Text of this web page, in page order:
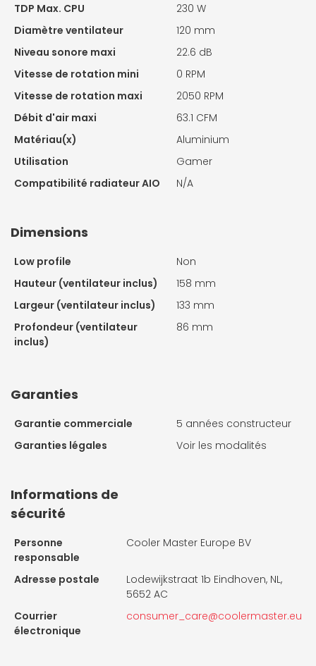
TDP Max. CPU
230 W
Diamètre ventilateur
120 mm
Niveau sonore maxi
22.6 dB
Vitesse de rotation mini
0 RPM
Vitesse de rotation maxi
2050 RPM
Débit d'air maxi
63.1 CFM
Matériau(x)
Aluminium
Utilisation
Gamer
Compatibilité radiateur AIO
N/A
Dimensions
Low profile
Non
Hauteur (ventilateur inclus)
158 mm
Largeur (ventilateur inclus)
133 mm
Profondeur (ventilateur
inclus)
86 mm
Garanties
Garantie commerciale
5 années constructeur
Garanties légales
Voir les modalités
Informations de
sécurité
Personne
responsable
Cooler Master Europe BV
Adresse postale
Lodewijkstraat 1b Eindhoven, NL,
5652 AC
Courrier
électronique
consumer_care@coolermaster.eu